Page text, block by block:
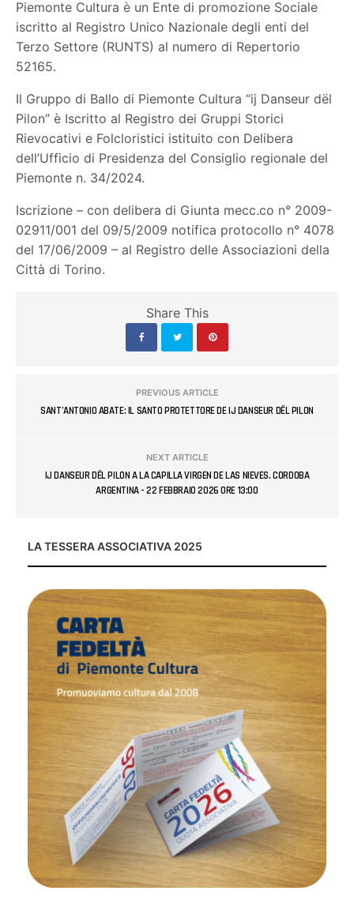
Piemonte Cultura è un Ente di promozione Sociale
iscritto al Registro Unico Nazionale degli enti del
Terzo Settore (RUNTS) al numero di Repertorio
52165.
Il Gruppo di Ballo di Piemonte Cultura “ij Danseur dël
Pilon” è Iscritto al Registro dei Gruppi Storici
Rievocativi e Folcloristici istituito con Delibera
dell’Ufficio di Presidenza del Consiglio regionale del
Piemonte n. 34/2024.
Iscrizione – con delibera di Giunta mecc.co n° 2009-
02911/001 del 09/5/2009 notifica protocollo n° 4078
del 17/06/2009 – al Registro delle Associazioni della
Città di Torino.
Share This
PREVIOUS ARTICLE
SANT’ANTONIO ABATE: IL SANTO PROTETTORE DE IJ DANSEUR DËL PILON
NEXT ARTICLE
IJ DANSEUR DËL PILON A LA CAPILLA VIRGEN DE LAS NIEVES. CORDOBA
ARGENTINA - 22 FEBBRAIO 2026 ORE 13:00
LA TESSERA ASSOCIATIVA 2025